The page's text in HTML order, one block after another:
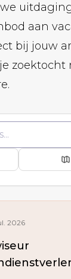
aan
bij jouw
zoektocht
2026